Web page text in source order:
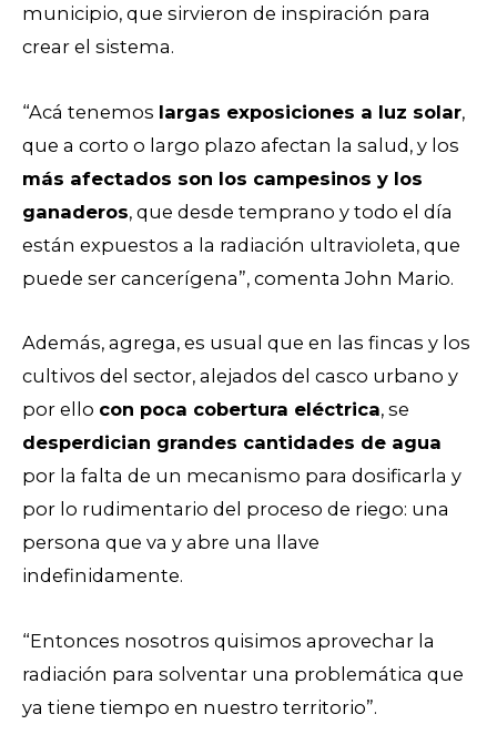
municipio, que sirvieron de inspiración para
crear el sistema.
“Acá tenemos largas exposiciones a luz solar,
que a corto o largo plazo afectan la salud, y los
más afectados son los campesinos y los
ganaderos, que desde temprano y todo el día
están expuestos a la radiación ultravioleta, que
puede ser cancerígena”, comenta John Mario.
Además, agrega, es usual que en las fincas y los
cultivos del sector, alejados del casco urbano y
por ello con poca cobertura eléctrica, se
desperdician grandes cantidades de agua
por la falta de un mecanismo para dosificarla y
por lo rudimentario del proceso de riego: una
persona que va y abre una llave
indefinidamente.
“Entonces nosotros quisimos aprovechar la
radiación para solventar una problemática que
ya tiene tiempo en nuestro territorio”.